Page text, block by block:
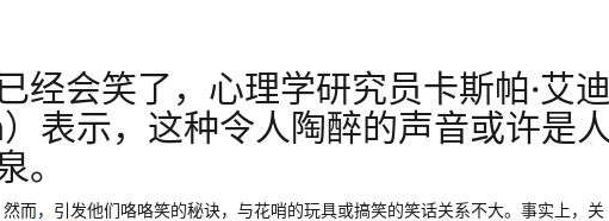
经会笑了，心理学研究员卡斯帕·艾迪
表示，这种令人陶醉的声音或许是人
。
然而，引发他们咯咯笑的秘诀，与花哨的玩具或搞笑的笑话关系不大。事实上，关